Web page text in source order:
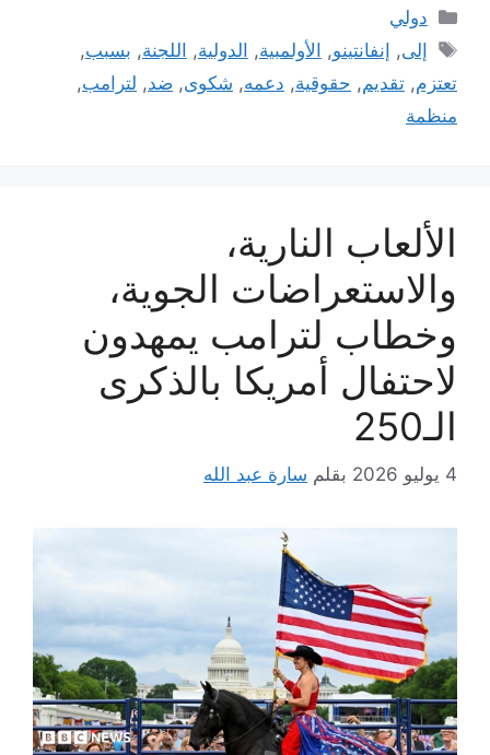
التصنيفات
دولي
الوسوم
إلى, إنفانتينو, الأولمبية, الدولية, اللجنة, بسبب,
تعتزم, تقديم, حقوقية, دعمه, شكوى, ضد, لترامب,
منظمة
الألعاب النارية،
والاستعراضات الجوية،
وخطاب لترامب يمهدون
لاحتفال أمريكا بالذكرى
الـ250
4 يوليو 2026 بقلم سارة عبد الله